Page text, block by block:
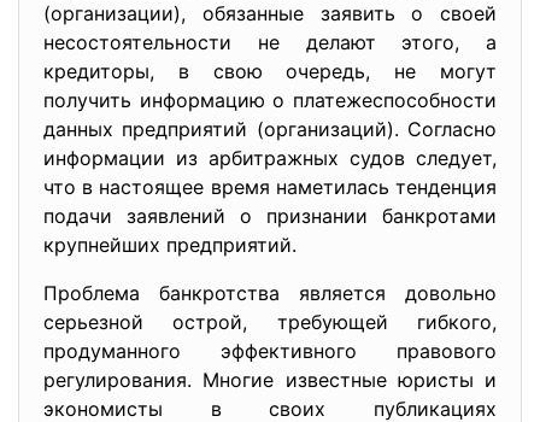
(организации), обязанные заявить о своей
несостоятельности не делают этого, а
кредиторы, в свою очередь, не могут
получить информацию о платежеспособности
данных предприятий (организаций). Согласно
информации из арбитражных судов следует,
что в настоящее время наметилась тенденция
подачи заявлений о признании банкротами
крупнейших предприятий.
Проблема банкротства является довольно
серьезной острой, требующей гибкого,
продуманного эффективного правового
регулирования. Многие известные юристы и
экономисты в своих публикациях